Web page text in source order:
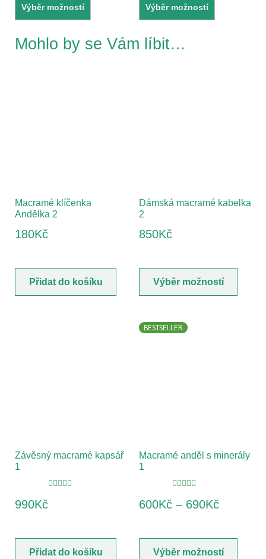
Výběr možností Výběr možností
Mohlo by se Vám líbit…
Macramé klíčenka
Andělka 2
180Kč
Přidat do košíku
Dámská macramé kabelka
2
850Kč
Výběr možností
Závěsný macramé kapsář
1
5.00
990Kč
Přidat do košíku
BESTSELLER
Macramé anděl s minerály
1
5.00z 5
600Kč – 690Kč
Výběr možností